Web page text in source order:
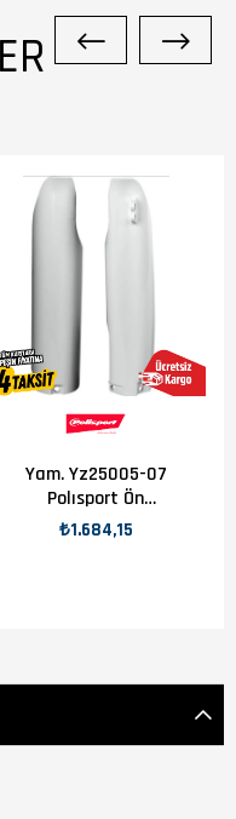
Yam. Yz25005-07
Polısport Ön
Amortisör Plst
Beyaz
₺1.684,15